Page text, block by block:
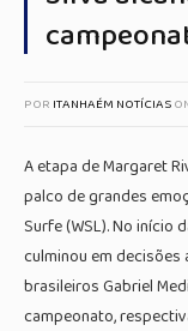
POR ITANHAÉM NOTÍCIAS
A etapa de Margaret
palco de grandes
Surfe (WSL). No início
culminou em
brasileiros Gabriel
campeonato,